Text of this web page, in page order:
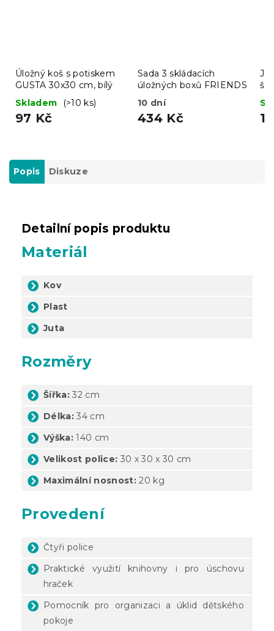
Úložný koš s potiskem
GUSTA 30x30 cm, bílý
Skladem
(>10 ks)
97 Kč
Sada 3 skládacích
úložných boxů FRIENDS
10 dní
434 Kč
Popis Diskuze
Detailní popis produktu
Materiál
Kov
Plast
Juta
Rozměry
Šířka: 32 cm
Délka: 34 cm
Výška: 140 cm
Velikost police: 30 x 30 x 30 cm
Maximální nosnost: 20 kg
Provedení
Čtyři police
Praktické využití knihovny i pro úschovu
hraček
Pomocník pro organizaci a úklid dětského
pokoje